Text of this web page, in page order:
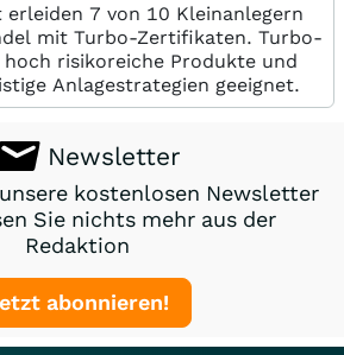
7 von 10 Kleinanlegern
mit Turbo-Zertifikaten. Turbo-
risikoreiche Produkte und
Anlagestrategien geeignet.
Newsletter
kostenlosen Newsletter
Sie nichts mehr aus der
Redaktion
abonnieren!